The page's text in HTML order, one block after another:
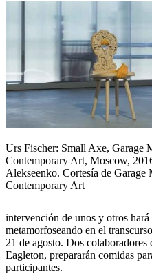
Urs Fischer: Small Axe, Garage
Contemporary Art, Moscow,
Alekseenko. Cortesía de Garage
Contemporary Art
intervención de unos y otros hará
metamorfoseando en el
21 de agosto. Dos
Eagleton, prepararán comidas
participantes.